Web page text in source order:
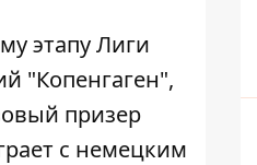
этапу Лиги
"Копенгаген",
призер
с немецким